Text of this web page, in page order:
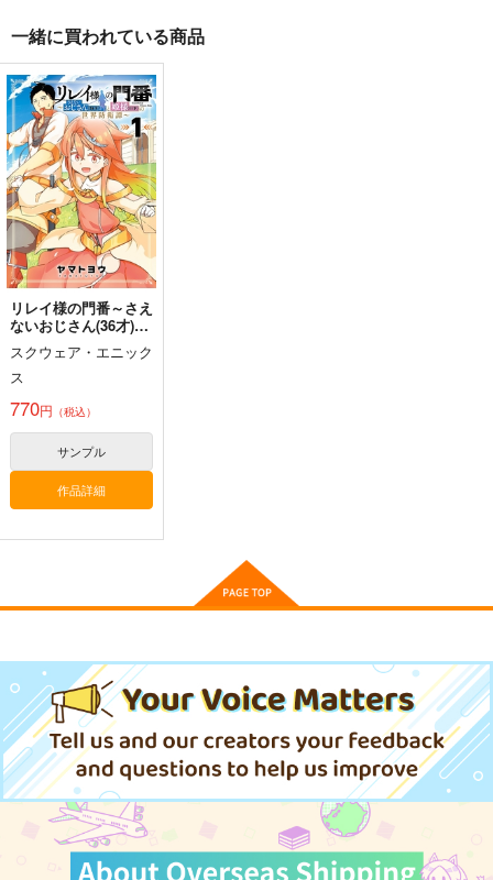
東方剛欲異聞～水没し
た沈愁地獄
黄昏フロンティア
2,200円（税込）
東方Project
サンプル
カート
東方紅魔郷～
the Embodiment of
必然のカタストロフィ
東方Project
カート
一緒に買われている商品
リレイ様の門番～さえ
ないおじさん(36才)と
姫様(11才)の世界防衛
譚～ 1
スクウェア・エニック
ス
770円 （税込）
サンプル
作品詳細